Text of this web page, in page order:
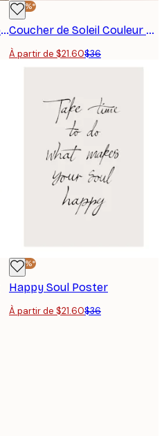
Lever de Soleil Brumeux Poster
-40%*
Coucher de Soleil Couleur Pêche Poster
À partir de $21.60$36
-40%*
Happy Soul Poster
À partir de $21.60$36